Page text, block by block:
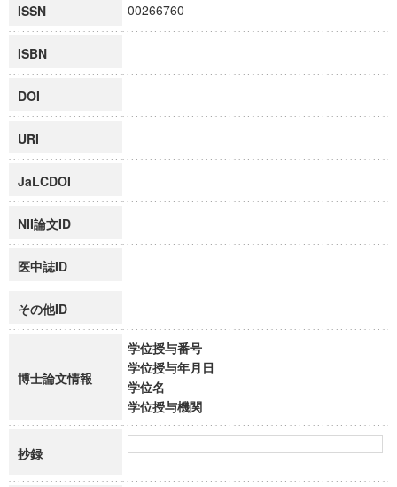
ISSN 00266760
ISBN
DOI
URI
JaLCDOI
NII論文ID
医中誌ID
その他ID
博士論文情報
学位授与番号
学位授与年月日
学位名
学位授与機関
抄録